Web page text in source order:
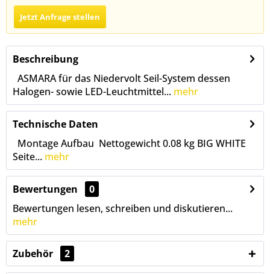
Jetzt Anfrage stellen
Beschreibung
ASMARA für das Niedervolt Seil-System dessen
Halogen- sowie LED-Leuchtmittel... mehr
Technische Daten
Montage Aufbau Nettogewicht 0.08 kg BIG WHITE
Seite... mehr
Bewertungen
0
Bewertungen lesen, schreiben und diskutieren...
mehr
Zubehör 2